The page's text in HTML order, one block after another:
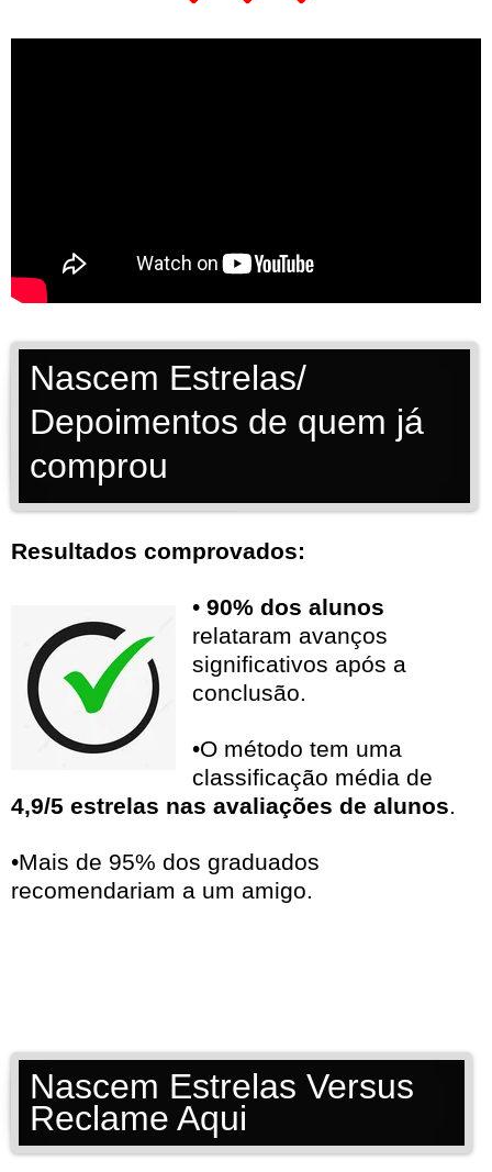
Nascem Estrelas/
Depoimentos de quem já
comprou
Resultados comprovados:
• 90% dos alunos
relataram avanços
significativos após a
conclusão.
•O método tem uma
classificação média de
4,9/5 estrelas nas avaliações de alunos
•Mais de 95% dos graduados
recomendariam a um amigo.
Nascem Estrelas Versus
Reclame Aqui